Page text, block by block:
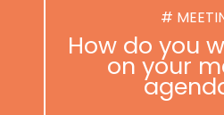
#
How do you
on your